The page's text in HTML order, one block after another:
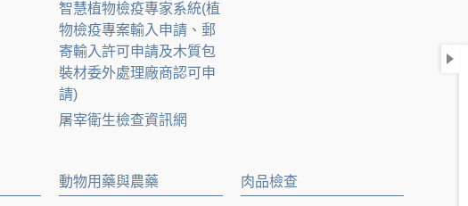
智慧植物檢疫專家系統(植
物檢疫專案輸入申請、郵
寄輸入許可申請及木質包
裝材委外處理廠商認可申
請)
屠宰衛生檢查資訊網
動物用藥與農藥 肉品檢查